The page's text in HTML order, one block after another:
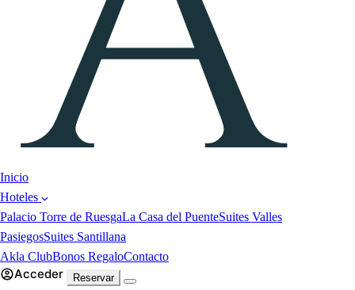
Inicio
Hoteles
Palacio Torre de RuesgaLa Casa del PuenteSuites Valles
PasiegosSuites Santillana
Akla ClubBonos RegaloContacto
Acceder Reservar